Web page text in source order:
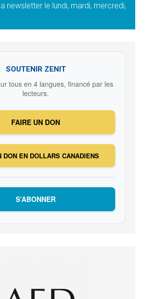
newsletter le lundi, mardi, mercredi,
SOUTENIR ZENIT
tous en 4 langues, financé par les
lecteurs.
FAIRE UN DON
DON EN DOLLARS CANADIENS
S’ABONNER